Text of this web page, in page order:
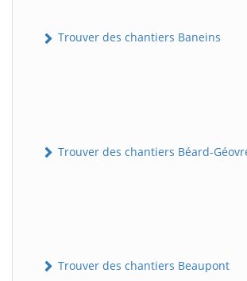
Trouver des chantiers Baneins
Trouver des chantiers Béard-
Trouver des chantiers Beaupont